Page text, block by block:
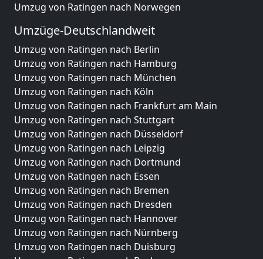
Umzug von Ratingen nach Norwegen
Umzüge-Deutschlandweit
Umzug von Ratingen nach Berlin
Umzug von Ratingen nach Hamburg
Umzug von Ratingen nach München
Umzug von Ratingen nach Köln
Umzug von Ratingen nach Frankfurt am Main
Umzug von Ratingen nach Stuttgart
Umzug von Ratingen nach Düsseldorf
Umzug von Ratingen nach Leipzig
Umzug von Ratingen nach Dortmund
Umzug von Ratingen nach Essen
Umzug von Ratingen nach Bremen
Umzug von Ratingen nach Dresden
Umzug von Ratingen nach Hannover
Umzug von Ratingen nach Nürnberg
Umzug von Ratingen nach Duisburg